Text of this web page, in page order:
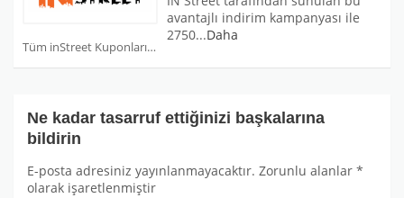
Tüm inStreet Kuponları
avantajlı indirim kampanyası ile
2750...Daha
Ne kadar tasarruf ettiğinizi başkalarına
bildirin
E-posta adresiniz yayınlanmayacaktır. Zorunlu alanlar *
olarak işaretlenmiştir